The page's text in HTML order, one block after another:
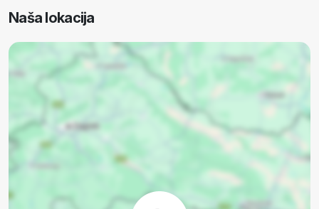
Naša lokacija